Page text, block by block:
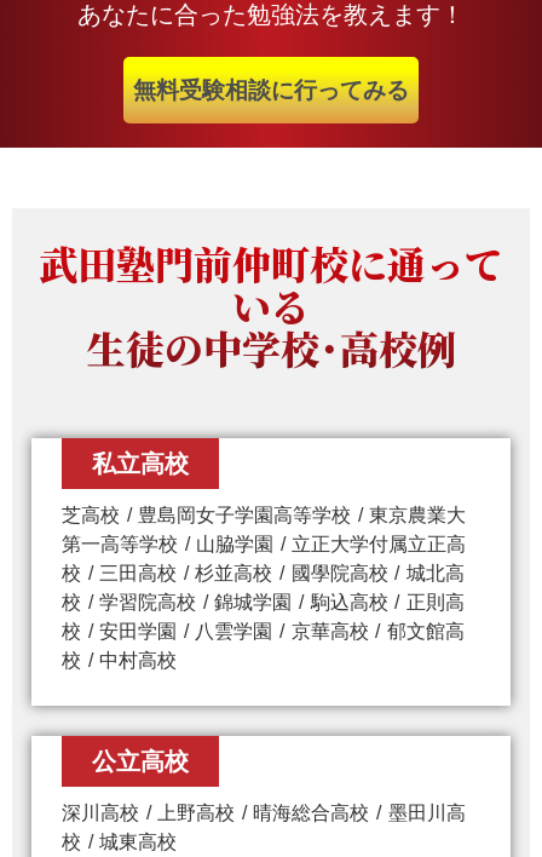
あなたに合った勉強法を教えます！
無料受験相談に行ってみる
武田塾門前仲町校に通って
いる
生徒の中学校・高校例
私立高校
芝高校 豊島岡女子学園高等学校
東京農業大
第一高等学校
山脇学園
立正大学付属立正高
校
三田高校 杉並高校 國學院高校
城北高
校
学習院高校 錦城学園 駒込高校
正則高
校
安田学園 八雲学園 京華高校
郁文館高
校
中村高校
公立高校
深川高校 上野高校 晴海総合高校
墨田川高
校
城東高校